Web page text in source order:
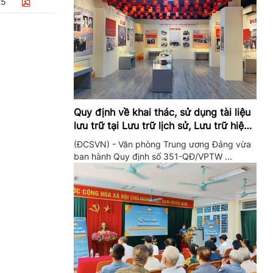
Quy định về khai thác, sử dụng tài liệu
lưu trữ tại Lưu trữ lịch sử, Lưu trữ hiện
hành của Trung ương Đảng và Văn
phòng Trung ương Đảng
(ĐCSVN) - Văn phòng Trung ương Đảng vừa
ban hành Quy định số 351-QĐ/VPTW ...